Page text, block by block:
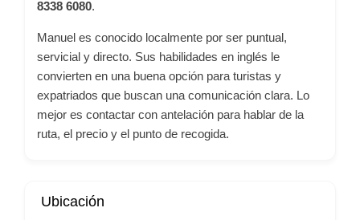
8338 6080.
Manuel es conocido localmente por ser puntual,
servicial y directo. Sus habilidades en inglés le
convierten en una buena opción para turistas y
expatriados que buscan una comunicación clara. Lo
mejor es contactar con antelación para hablar de la
ruta, el precio y el punto de recogida.
Ubicación